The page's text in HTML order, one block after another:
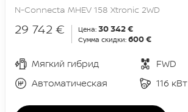
N-Connecta MHEV 158 Xtronic 2WD
29 742 € Цена: 30 342 €
Сумма скидки: 600 €
Мягкий гибрид
FWD
Автоматическая
116 кВт